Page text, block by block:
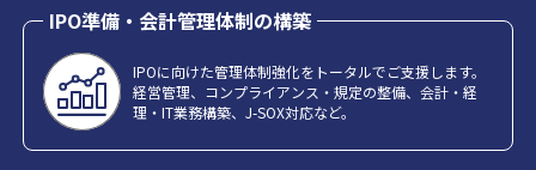
IPO準備・会計管理体制の構築
IPOに向けた管理体制強化をトータルでご支援します。
経営管理、コンプライアンス・規定の整備、会計・経
理・IT業務構築、J-SOX対応など。